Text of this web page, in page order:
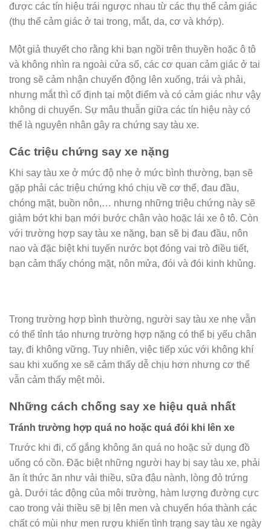
được các tín hiệu trái ngược nhau từ các thụ thể cảm giác
(thụ thể cảm giác ở tai trong, mắt, da, cơ và khớp).
Một giả thuyết cho rằng khi bạn ngồi trên thuyền hoặc ô tô
và không nhìn ra ngoài cửa sổ, các cơ quan cảm giác ở tai
trong sẽ cảm nhận chuyển động lên xuống, trái và phải,
nhưng mắt thì cố định tại một điểm và có cảm giác như vậy
không di chuyển. Sự mâu thuẫn giữa các tín hiệu này có
thể là nguyên nhân gây ra chứng say tàu xe.
Các triệu chứng say xe nặng
Khi say tàu xe ở mức độ nhẹ ở mức bình thường, bạn sẽ
gặp phải các triệu chứng khó chịu về cơ thể, đau đầu,
chóng mặt, buồn nôn,… nhưng những triệu chứng này sẽ
giảm bớt khi bạn mới bước chân vào hoặc lái xe ô tô. Còn
với trường hợp say tàu xe nặng, bạn sẽ bị đau đầu, nôn
nao và đặc biệt khi tuyến nước bọt đóng vai trò điều tiết,
bạn cảm thấy chóng mặt, nôn mửa, đói và đói kinh khủng.
Trong trường hợp bình thường, người say tàu xe nhẹ vẫn
có thể tỉnh táo nhưng trường hợp nặng có thể bị yếu chân
tay, đi không vững. Tuy nhiên, việc tiếp xúc với không khí
sau khi xuống xe sẽ cảm thấy dễ chịu hơn nhưng cơ thể
vẫn cảm thấy mệt mỏi.
Những cách chống say xe hiệu quả nhất
Tránh trường hợp quá no hoặc quá đói khi lên xe
Trước khi đi, cố gắng không ăn quá no hoặc sử dụng đồ
uống có cồn. Đặc biệt những người hay bị say tàu xe, phải
ăn ít thức ăn như vải thiều, sữa đậu nành, lòng đỏ trứng
gà. Dưới tác động của môi trường, hàm lượng đường cực
cao trong vải thiều sẽ bị lên men và chuyển hóa thành các
chất có mùi như men rượu khiến tình trạng say tàu xe ngày